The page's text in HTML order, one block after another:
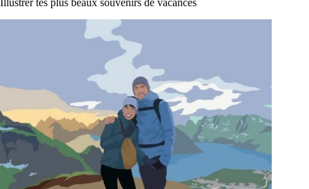
Illustrer tes plus beaux souvenirs de vacances